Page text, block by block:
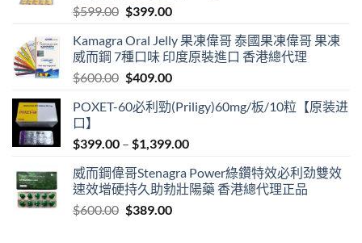
$599.00 Original
was:
$599.00.
$399.00Current
is:
$399.00.
Kamagra Oral Jelly 果凍偉哥 泰國果凍偉哥 果凍
威而鋼 7種口味 印度原裝進口 香港總代理
$600.00 Original
was:
$409.00Current
is:
POXET-60必利勁(Priligy)60mg/板/10粒【原装进
口】
$399.00 – $1,399.00Price
$399.00
through
威而鋼偉哥Stenagra Power綠鑽特效必利劲雙效
速效增硬持久助勃壯陽藥 香港總代理正品
$600.00 Original
$389.00Current